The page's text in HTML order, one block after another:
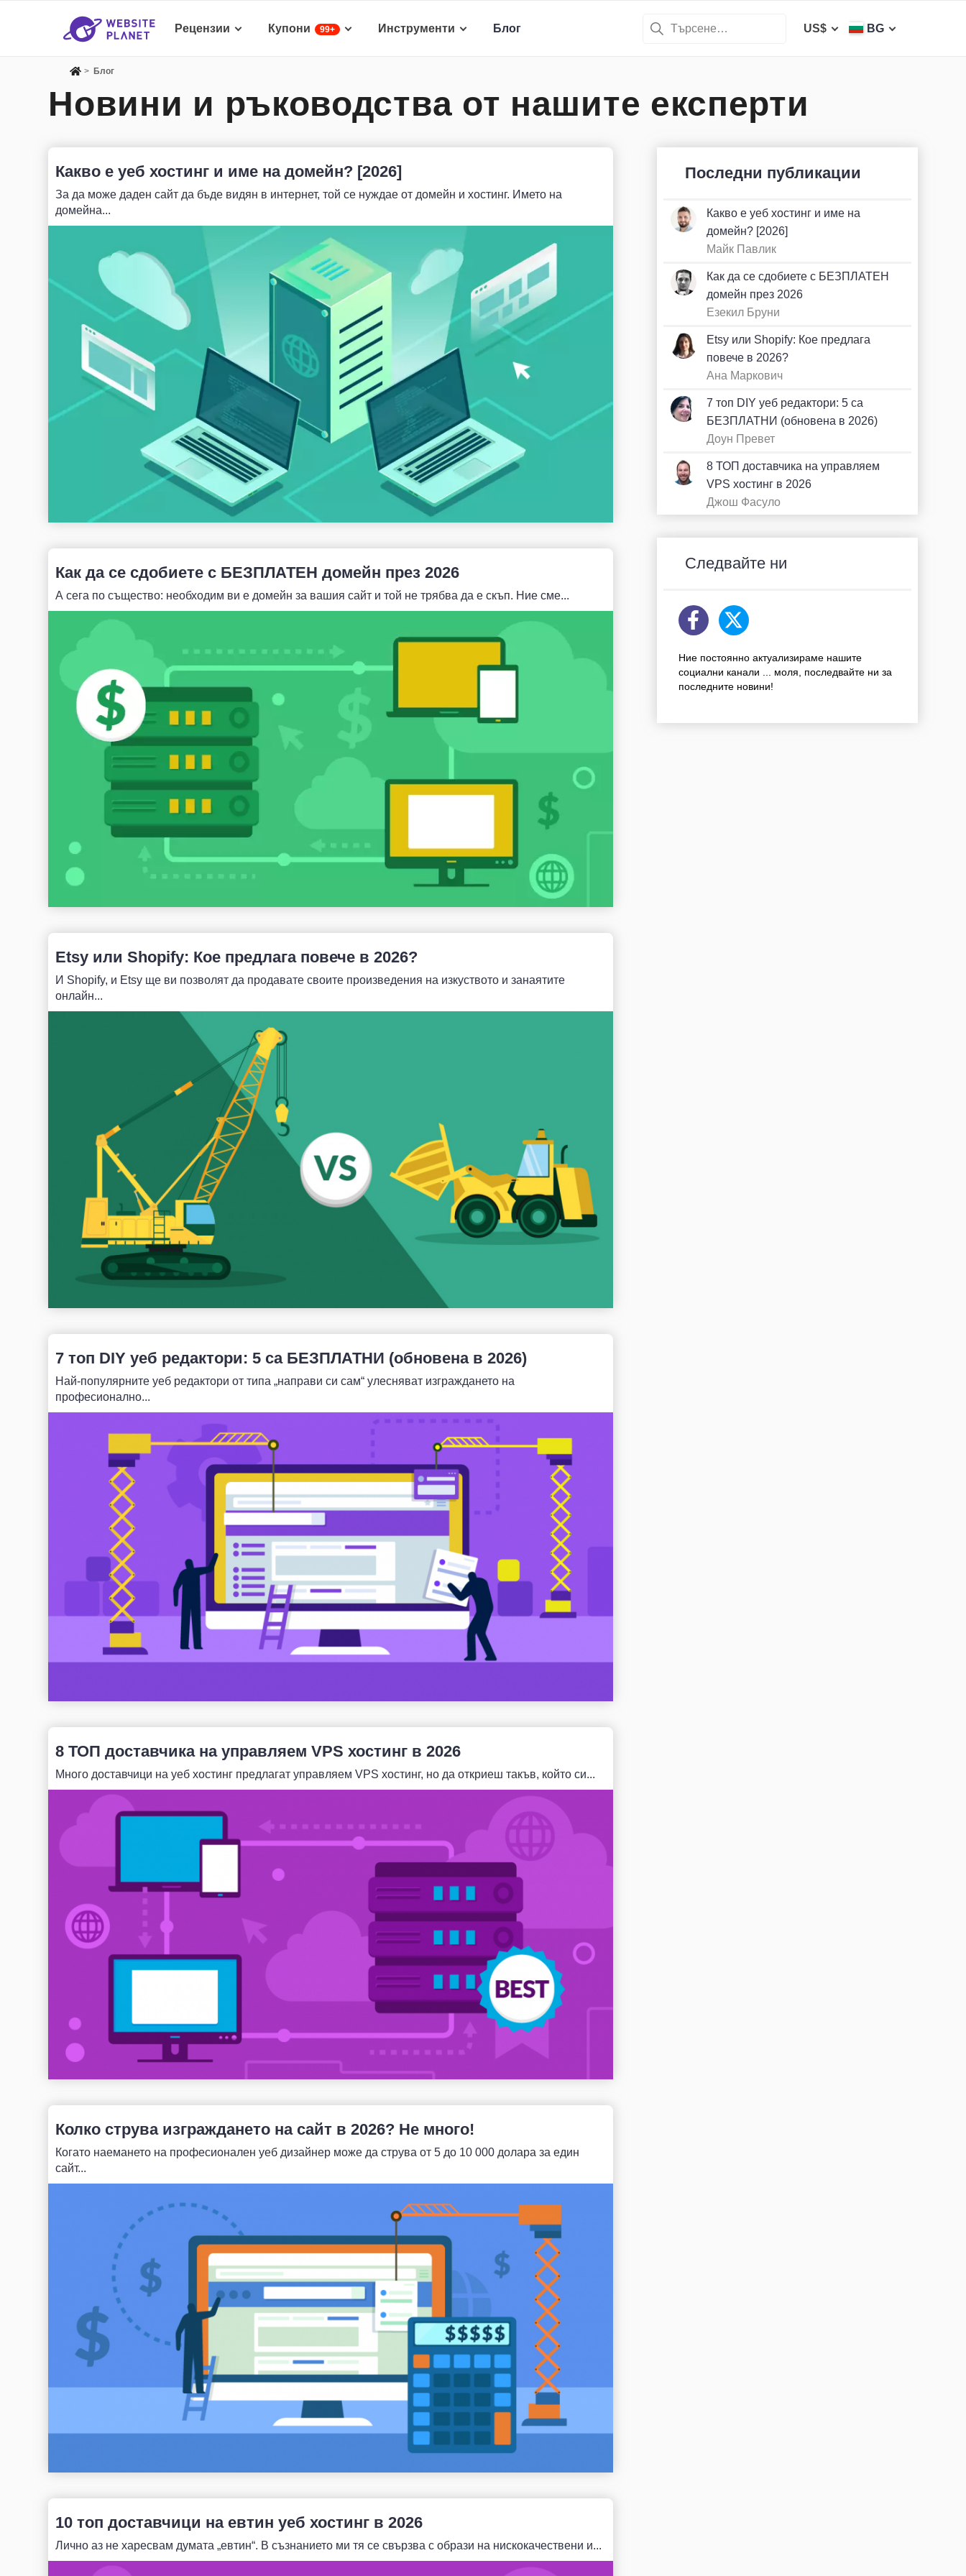
Рецензии Купони 99+ Инструменти Блог US$ BG
> Блог
Новини и ръководства от нашите експерти
Какво е уеб хостинг и име на домейн? [2026]
За да може даден сайт да бъде видян в интернет, той се нуждае от домейн и хостинг. Името на
домейнa...
Как да се сдобиете с БЕЗПЛАТEН домейн през 2026
А сега по същество: необходим ви е домейн за вашия сайт и той не трябва да е скъп. Ние сме...
Etsy или Shopify: Кое предлага повече в 2026?
И Shopify, и Etsy ще ви позволят да продавате своите произведения на изкуството и занаятите
онлайн...
7 топ DIY уеб редактори: 5 са БЕЗПЛАТНИ (обновена в 2026)
Най-популярните уеб редактори от типа „направи си сам“ улесняват изграждането на
професионално...
8 ТОП доставчика на управляем VPS хостинг в 2026
Много доставчици на уеб хостинг предлагат управляем VPS хостинг, но да откриеш такъв, който си...
Колко струва изграждането на сайт в 2026? Не много!
Когато наемането на професионален уеб дизайнер може да струва от 5 до 10 000 долара за един
сайт...
10 топ доставчици на евтин уеб хостинг в 2026
Лично аз не харесвам думата „евтин“. В съзнанието ми тя се свързва с образи на нискокачествени и...
Последни публикации
Какво е уеб хостинг и име на
домейн? [2026]
Майк Павлик
Как да се сдобиете с БЕЗПЛАТEН
домейн през 2026
Езекил Бруни
Etsy или Shopify: Кое предлага
повече в 2026?
Ана Маркович
7 топ DIY уеб редактори: 5 са
БЕЗПЛАТНИ (обновена в 2026)
Доун Превет
8 ТОП доставчика на управляем
VPS хостинг в 2026
Джош Фасуло
Следвайте ни
Ние постоянно актуализираме нашите
социални канали ... моля, последвайте ни за
последните новини!